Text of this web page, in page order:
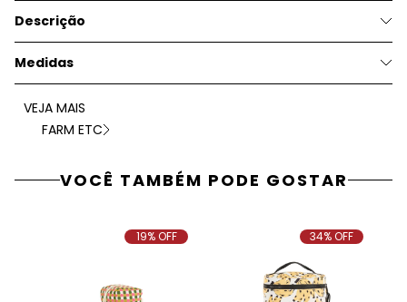
Descrição
Medidas
VEJA MAIS
FARM ETC
VOCÊ TAMBÉM PODE GOSTAR
19% OFF 34% OFF